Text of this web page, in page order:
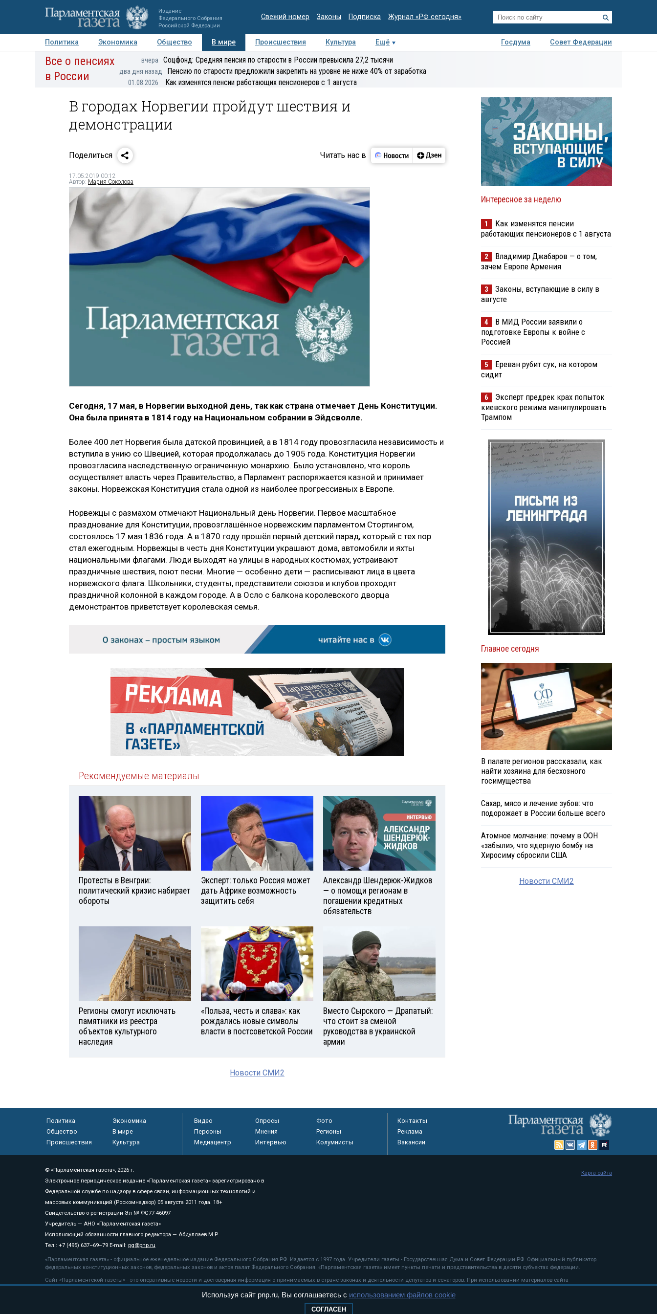
Издание
Федерального Собрания
Российской Федерации
Свежий номер Законы Подписка Журнал «РФ сегодня»
Политика Экономика Общество В мире Происшествия Культура Ещё Госдума
Совет Федерации
Авторы Персоны Мнения Регионы Медиацентр Интервью Колумнисты
экспертиза
Все о пенсиях
в России
вчера Соцфонд: Средняя пенсия по старости в России превысила 27,2 тысячи
два дня назад Пенсию по старости предложили закрепить на уровне не ниже 40% от заработка
01.08.2026 Как изменятся пенсии работающих пенсионеров с 1 августа
В городах Норвегии пройдут шествия и
демонстрации
Поделиться Читать нас в
17.05.2019 00:12
Автор: Мария Соколова
Сегодня, 17 мая, в Норвегии выходной день, так как страна отмечает День Конституции.
Она была принята в 1814 году на Национальном собрании в Эйдсволле.
Более 400 лет Норвегия была датской провинцией, а в 1814 году провозгласила независимость и
вступила в унию со Швецией, которая продолжалась до 1905 года. Конституция Норвегии
провозгласила наследственную ограниченную монархию. Было установлено, что король
осуществляет власть через Правительство, а Парламент распоряжается казной и принимает
законы. Норвежская Конституция стала одной из наиболее прогрессивных в Европе.
Норвежцы с размахом отмечают Национальный день Норвегии. Первое масштабное
празднование для Конституции, провозглашённое норвежским парламентом Стортингом,
состоялось 17 мая 1836 года. А в 1870 году прошёл первый детский парад, который с тех пор
стал ежегодным. Норвежцы в честь дня Конституции украшают дома, автомобили и яхты
национальными флагами. Люди выходят на улицы в народных костюмах, устраивают
праздничные шествия, поют песни. Многие — особенно дети — расписывают лица в цвета
норвежского флага. Школьники, студенты, представители союзов и клубов проходят
праздничной колонной в каждом городе. А в Осло с балкона королевского дворца
демонстрантов приветствует королевская семья.
Рекомендуемые материалы
Протесты в Венгрии:
политический кризис набирает
обороты
Эксперт: только Россия может
дать Африке возможность
защитить себя
Александр Шендерюк-Жидков
— о помощи регионам в
погашении кредитных
обязательств
Регионы смогут исключать
памятники из реестра
объектов культурного
наследия
«Польза, честь и слава»: как
рождались новые символы
власти в постсоветской России
Вместо Сырского — Драпатый:
что стоит за сменой
руководства в украинской
армии
Новости СМИ2
Интересное за неделю
1
Как изменятся пенсии
работающих пенсионеров с 1 августа
2
Владимир Джабаров — о том,
зачем Европе Армения
3
Законы, вступающие в силу в
августе
4
В МИД России заявили о
подготовке Европы к войне с
Россией
5
Ереван рубит сук, на котором
сидит
6
Эксперт предрек крах попыток
киевского режима манипулировать
Трампом
Главное сегодня
В палате регионов рассказали, как
найти хозяина для бесхозного
госимущества
Сахар, мясо и лечение зубов: что
подорожает в России больше всего
Атомное молчание: почему в ООН
«забыли», что ядерную бомбу на
Хиросиму сбросили США
Новости СМИ2
Политика
Экономика
Общество
В мире
Происшествия
Культура
Видео Опросы
Фото
Персоны
Мнения
Регионы
Медиацентр
Интервью Колумнисты
Контакты
Реклама
Вакансии
© «Парламентская газета», 2026 г.
Электронное периодическое издание «Парламентская газета» зарегистрировано в
Федеральной службе по надзору в сфере связи, информационных технологий и
массовых коммуникаций (Роскомнадзор) 05 августа 2011 года. 18+
Свидетельство о регистрации Эл № ФС77-46097
Учредитель — АНО «Парламентская газета»
Исполняющий обязанности главного редактора — Абдуллаев М.Р.
Тел.: +7 (495) 637–69–79 E-mail: pg@pnp.ru
«Парламентская газета» - официальное еженедельное издание Федерального Собрания РФ. Издается с 1997 года. Учредители газеты - Государственная Дума и Совет Федерации РФ. Официальный публикатор
федеральных конституционных законов, федеральных законов и актов палат Федерального Собрания. «Парламентская газета» имеет пункты печати и представительства в десяти субъектах федерации.
Сайт «Парламентской газеты» - это оперативные новости и достоверная информация о принимаемых в стране законах и деятельности депутатов и сенаторов. При использовании материалов сайта
«Парламентской газеты» активная ссылка на pnp.ru обязательна.
рекомендательные технологии
Карта сайта
Используя сайт pnp.ru, Вы соглашаетесь с использованием файлов cookie
СОГЛАСЕН